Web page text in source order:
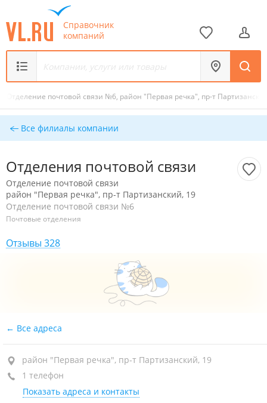
Справочник
компаний
Отделение почтовой связи №6, район "Первая речка", пр-т
Все филиалы компании
Отделения почтовой связи
Отделение почтовой связи
район "Первая речка", пр-т Партизанский, 19
Отделение почтовой связи №6
Почтовые отделения
Отзывы 328
Все адреса
район "Первая речка", пр-т Партизанский, 19
1 телефон
Показать адреса и контакты